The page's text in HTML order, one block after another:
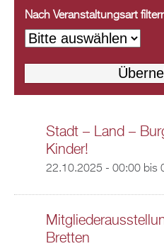
Nach Veranstaltungsart
Stadt – Land –
Kinder!
22.10.2025 - 00:00bis
Bretten